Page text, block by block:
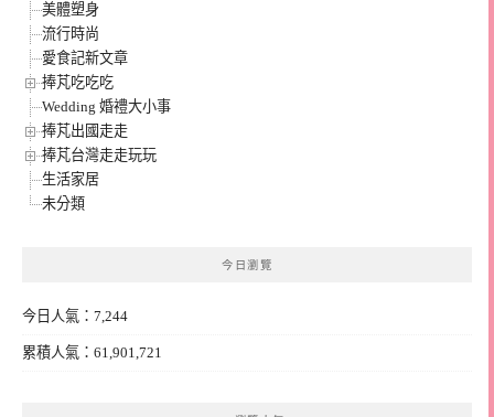
美體塑身
流行時尚
愛食記新文章
捧芃吃吃吃
Wedding 婚禮大小事
捧芃出國走走
捧芃台灣走走玩玩
生活家居
未分類
今日瀏覽
今日人氣：7,244
累積人氣：61,901,721